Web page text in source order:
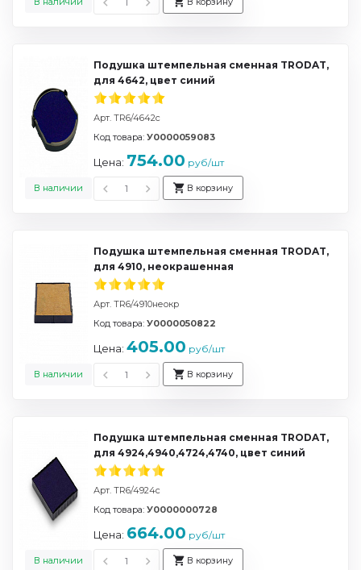
Подушка штемпельная сменная TRODAT,
для 4642, цвет синий
Арт. TR6/4642с
В наличии
Код товара: У0000059083
Цена: 754.00 руб/шт
В корзину
Подушка штемпельная сменная TRODAT,
для 4910, неокрашенная
Арт. TR6/4910неокр
В наличии
Код товара: У0000050822
Цена: 405.00 руб/шт
В корзину
Подушка штемпельная сменная TRODAT,
для 4924,4940,4724,4740, цвет синий
Арт. TR6/4924с
В наличии
Код товара: У0000000728
Цена: 664.00 руб/шт
В корзину